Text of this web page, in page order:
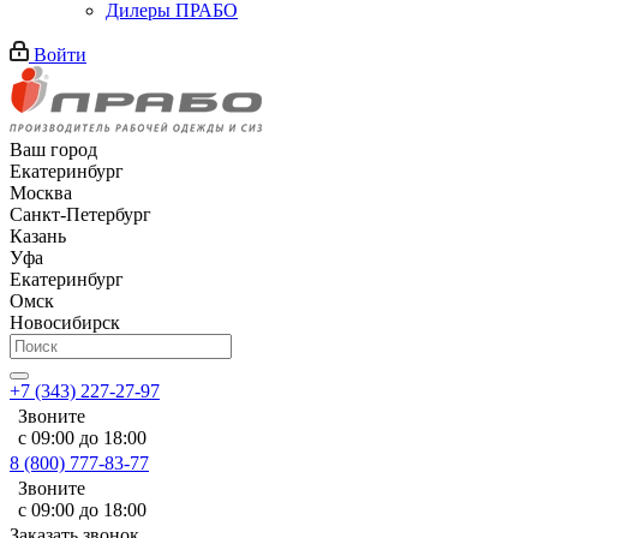
Дилеры ПРАБО
Войти
Ваш город
Екатеринбург
Москва
Санкт-Петербург
Казань
Уфа
Екатеринбург
Омск
Новосибирск
+7 (343) 227-27-97
Звоните
с 09:00 до 18:00
8 (800) 777-83-77
Звоните
с 09:00 до 18:00